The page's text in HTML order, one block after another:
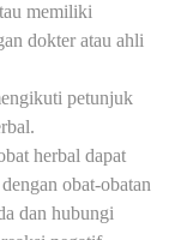
memiliki
dokter atau ahli
petunjuk
herbal dapat
obat-obatan
dan hubungi